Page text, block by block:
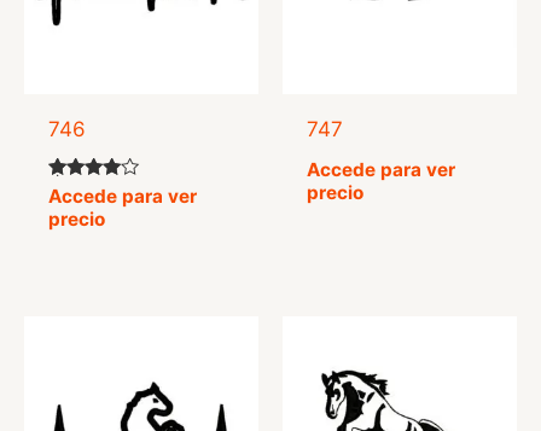
746
Valorado
con
4.67
Accede para ver
precio
747
Accede para ver
precio